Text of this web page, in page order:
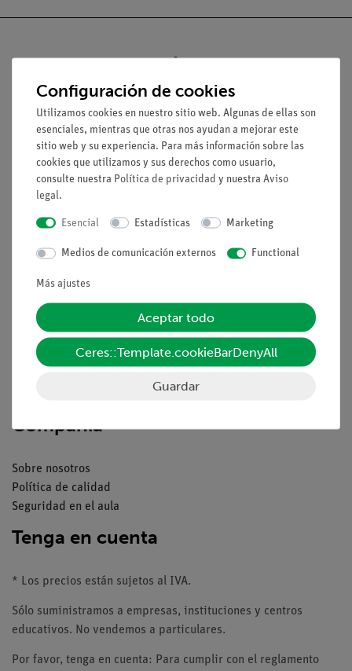
Nach oben
Aviso lega
Contacto
Declaración de privacidad
Servicio
Resumen del servicio
Descargas
Catálogos
Compañía
Sobre nosotros
Política de calidad
Seguridad en el aula
Tenga en cuenta
* Los precios están sujetos al IVA.
Sólo suministramos a empresas, instituciones y centros
educativos. No vendemos a particulares.
Por favor, tenga en cuenta: Para cumplir con el reglamento
Configuración de cookies
Utilizamos cookies en nuestro sitio web. Algunas de ellas son
esenciales, mientras que otras nos ayudan a mejorar este
sitio web y su experiencia. Para más información sobre las
cookies que utilizamos y sus derechos como usuario,
consulte nuestra Política de privacidad y nuestra Aviso
legal.
Esencial Estadísticas Marketing
Medios de comunicación externos Functional
Más ajustes
Aceptar todo
Ceres::Template.cookieBarDenyAll
Guardar